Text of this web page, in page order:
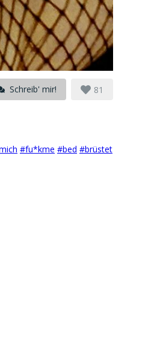
Schreib' mir! 81
#fu*kme #bed #brüstet